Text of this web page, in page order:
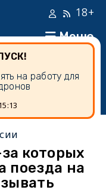
Меню
18+
на работу для
которых
поезда на